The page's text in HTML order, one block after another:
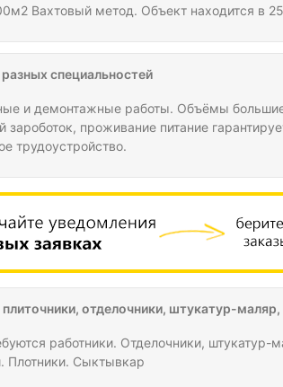
Вахтовый метод. Объект находится в
специальностей
и демонтажные работы. Объёмы
зароботок, проживание питание
трудоустройство.
отделочники, штукатур-маляр,
работники. Отделочники, штукатур-
Плотники. Сыктывкар